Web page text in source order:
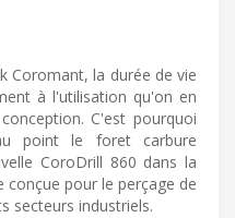
Coromant, la durée de vie
à l'utilisation qu'on en
C'est pourquoi
point le foret carbure
CoroDrill 860 dans la
pour le perçage de
secteurs industriels.